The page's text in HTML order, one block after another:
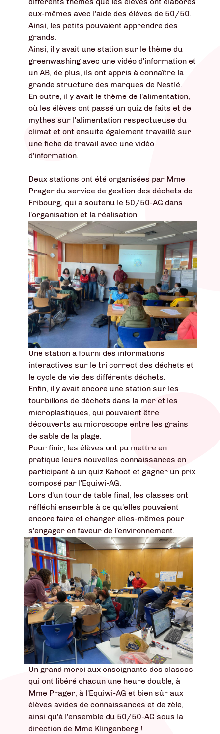
eux-mêmes avec l'aide des élèves de 50/50.
Ainsi, les petits pouvaient apprendre des
grands.
Ainsi, il y avait une station sur le thème du
greenwashing avec une vidéo d'information et
un AB, de plus, ils ont appris à connaître la
grande structure des marques de Nestlé.
En outre, il y avait le thème de l'alimentation,
où les élèves ont passé un quiz de faits et de
mythes sur l'alimentation respectueuse du
climat et ont ensuite également travaillé sur
une fiche de travail avec une vidéo
d'information.
Deux stations ont été organisées par Mme
Prager du service de gestion des déchets de
Fribourg, qui a soutenu le 50/50-AG dans
l'organisation et la réalisation.
Une station a fourni des informations
interactives sur le tri correct des déchets et
le cycle de vie des différents déchets.
Enfin, il y avait encore une station sur les
tourbillons de déchets dans la mer et les
microplastiques, qui pouvaient être
découverts au microscope entre les grains
de sable de la plage.
Pour finir, les élèves ont pu mettre en
pratique leurs nouvelles connaissances en
participant à un quiz Kahoot et gagner un prix
composé par l'Equiwi-AG.
Lors d'un tour de table final, les classes ont
réfléchi ensemble à ce qu'elles pouvaient
encore faire et changer elles-mêmes pour
s'engager en faveur de l'environnement.
Un grand merci aux enseignants des classes
qui ont libéré chacun une heure double, à
Mme Prager, à l'Equiwi-AG et bien sûr aux
élèves avides de connaissances et de zèle,
ainsi qu'à l'ensemble du 50/50-AG sous la
direction de Mme Klingenberg !